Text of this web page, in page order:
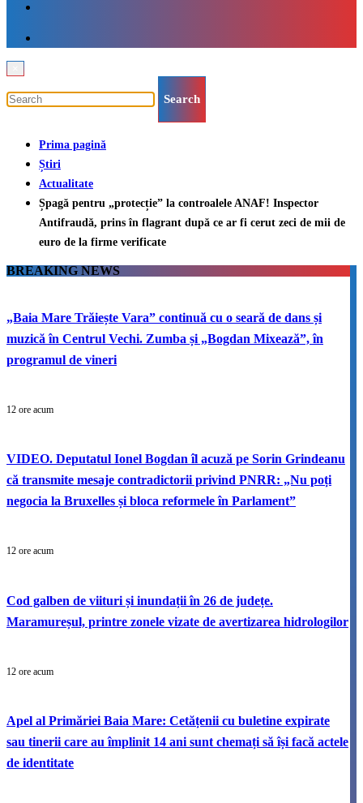
Prima pagină
Știri
Actualitate
Șpagă pentru „protecție” la controalele ANAF! Inspector
Antifraudă, prins în flagrant după ce ar fi cerut zeci de mii de
euro de la firme verificate
BREAKING NEWS
„Baia Mare Trăiește Vara” continuă cu o seară de dans și
muzică în Centrul Vechi. Zumba și „Bogdan Mixează”, în
programul de vineri
12 ore acum
VIDEO. Deputatul Ionel Bogdan îl acuză pe Sorin Grindeanu
că transmite mesaje contradictorii privind PNRR: „Nu poți
negocia la Bruxelles și bloca reformele în Parlament”
12 ore acum
Cod galben de viituri și inundații în 26 de județe.
Maramureșul, printre zonele vizate de avertizarea hidrologilor
12 ore acum
Apel al Primăriei Baia Mare: Cetățenii cu buletine expirate
sau tinerii care au împlinit 14 ani sunt chemați să își facă actele
de identitate